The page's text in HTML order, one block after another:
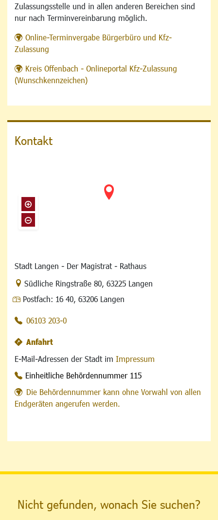
Zulassungsstelle und in allen anderen Bereichen sind
nur nach Terminvereinbarung möglich.
Online-Terminvergabe Bürgerbüro und Kfz-
Zulassung
Kreis Offenbach - Onlineportal Kfz-Zulassung
(Wunschkennzeichen)
Kontakt
Stadt Langen - Der Magistrat - Rathaus
Link zur Google-Maps Navigation
Südliche Ringstraße 80, 63225 Langen
Postfach: 16 40, 63206 Langen
06103 203-0
Anfahrt
E-Mail-Adressen der Stadt im Impressum
Einheitliche Behördennummer 115
Die Behördennummer kann ohne Vorwahl von allen
Endgeräten angerufen werden.
Nicht gefunden, wonach Sie suchen?